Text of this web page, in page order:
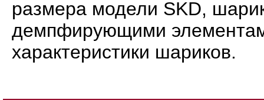
размера модели SKD,
демпфирующими
характеристики шариков.